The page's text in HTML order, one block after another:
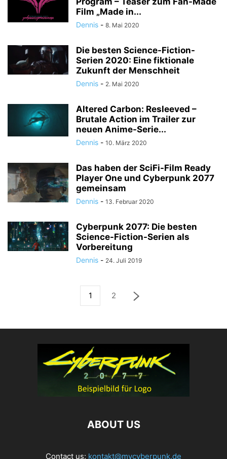
Film „Made in...
Dennis - 8. Mai 2020
Die besten Science-Fiction-
Serien 2020: Eine fiktionale
Zukunft der Menschheit
Dennis - 2. Mai 2020
Altered Carbon: Resleeved –
Brutale Action im Trailer zur
neuen Anime-Serie...
Dennis - 10. März 2020
Das haben der SciFi-Film Ready
Player One und Cyberpunk 2077
gemeinsam
Dennis - 13. Februar 2020
Cyberpunk 2077: Die besten
Science-Fiction-Serien als
Vorbereitung
Dennis - 24. Juli 2019
1 2
ABOUT US
Contact us: kontakt@mycyberpunk.de